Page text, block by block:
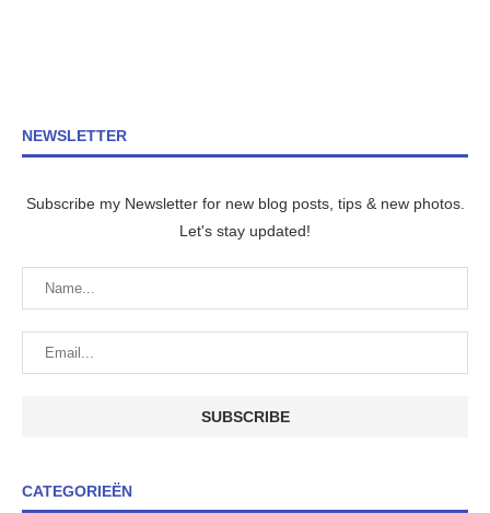
NEWSLETTER
Subscribe my Newsletter for new blog posts, tips & new photos.
Let's stay updated!
CATEGORIEËN